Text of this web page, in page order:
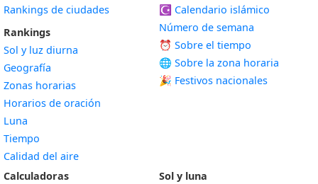
Rankings de ciudades
Rankings
Sol y luz diurna
Geografía
Zonas horarias
Horarios de oración
Luna
Tiempo
Calidad del aire
☪️ Calendario islámico
Número de semana
⏰ Sobre el tiempo
🌐 Sobre la zona horaria
🎉 Festivos nacionales
Calculadoras
Sol y luna